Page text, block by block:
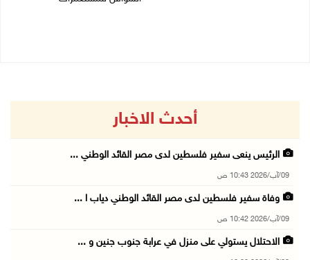
أحدث الاخبار
الرئيس ينعى سفير فلسطين لدى مصر القائد الوطني ...
09/آب/2026 10:43 ص
وفاة سفير فلسطين لدى مصر القائد الوطني دياب ا ...
09/آب/2026 10:42 ص
الاحتلال يستولي على منزل في عرابة جنوب جنين و ...